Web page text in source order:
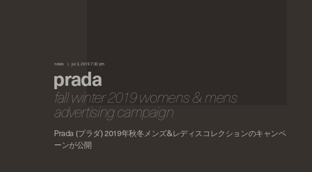
news jul 3, 2019 7:30 pm
prada
fall winter 2019 womens & mens
advertising campaign
Prada (プラダ) 2019年秋冬メンズ&レディスコレクションのキャンペ
ーンが公開